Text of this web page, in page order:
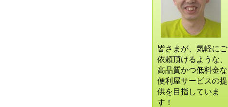
皆さまが、気軽にご
依頼頂けるような、
高品質かつ低料金な
便利屋サービスの提
供を目指していま
す！